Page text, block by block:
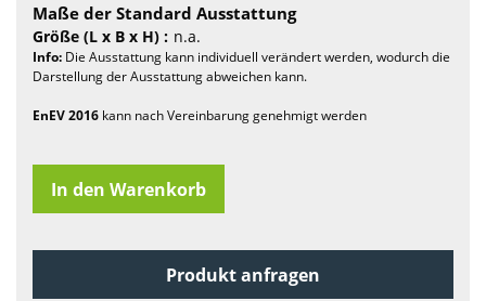
Maße der Standard Ausstattung
Größe (L x B x H) : n.a.
Info: Die Ausstattung kann individuell verändert werden, wodurch die
Darstellung der Ausstattung abweichen kann.
EnEV 2016kann nach Vereinbarung genehmigt werden
In den Warenkorb
Produkt anfragen